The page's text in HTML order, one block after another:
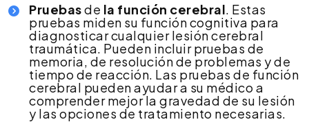
Pruebasde la función cerebral. Estas
pruebas miden su función cognitiva para
diagnosticar cualquier lesión cerebral
traumática. Pueden incluir pruebas de
memoria, de resolución de problemas y de
tiempo de reacción. Las pruebas de función
cerebral pueden ayudar a su médico a
comprender mejor la gravedad de su lesión
y las opciones de tratamiento necesarias.